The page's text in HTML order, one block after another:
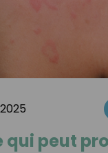
qui peut